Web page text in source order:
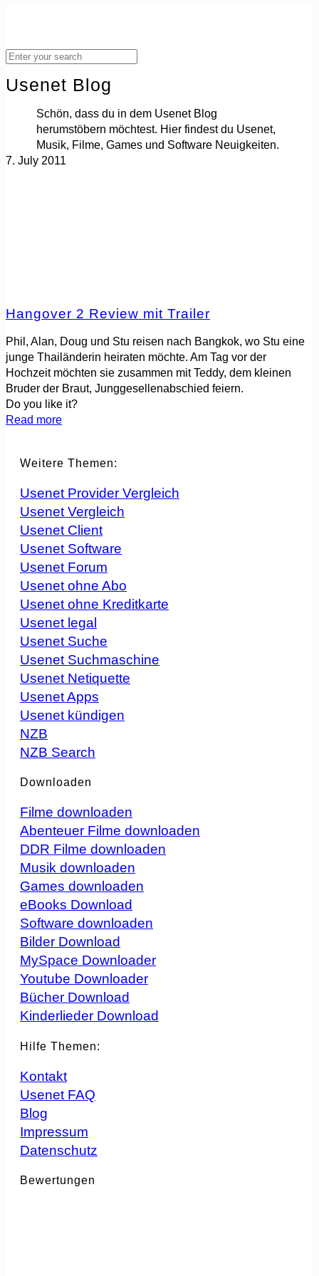
Usenet Blog
Schön, dass du in dem Usenet Blog
herumstöbern möchtest. Hier findest du Usenet,
Musik, Filme, Games und Software Neuigkeiten.
7. July 2011
Hangover 2 Review mit Trailer
Phil, Alan, Doug und Stu reisen nach Bangkok, wo Stu eine
junge Thailänderin heiraten möchte. Am Tag vor der
Hochzeit möchten sie zusammen mit Teddy, dem kleinen
Bruder der Braut, Junggesellenabschied feiern.
Do you like it?
Read more
Weitere Themen:
Usenet Provider Vergleich
Usenet Vergleich
Usenet Client
Usenet Software
Usenet Forum
Usenet ohne Abo
Usenet ohne Kreditkarte
Usenet legal
Usenet Suche
Usenet Suchmaschine
Usenet Netiquette
Usenet Apps
Usenet kündigen
NZB
NZB Search
Downloaden
Filme downloaden
Abenteuer Filme downloaden
DDR Filme downloaden
Musik downloaden
Games downloaden
eBooks Download
Software downloaden
Bilder Download
MySpace Downloader
Youtube Downloader
Bücher Download
Kinderlieder Download
Hilfe Themen:
Kontakt
Usenet FAQ
Blog
Impressum
Datenschutz
Bewertungen